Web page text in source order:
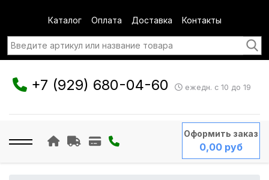
Каталог Оплата Доставка Контакты
+7 (929) 680-04-60 ежедн. с 10 до 19
Оформить заказ
0,00 руб